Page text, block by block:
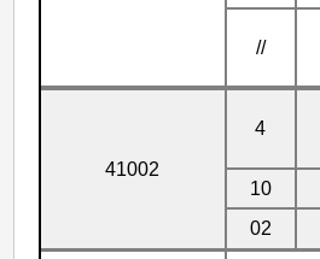
//
41002
4
10
02